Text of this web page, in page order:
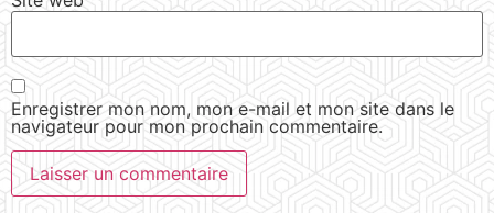
Enregistrer mon nom, mon e-mail et mon site dans le
navigateur pour mon prochain commentaire.